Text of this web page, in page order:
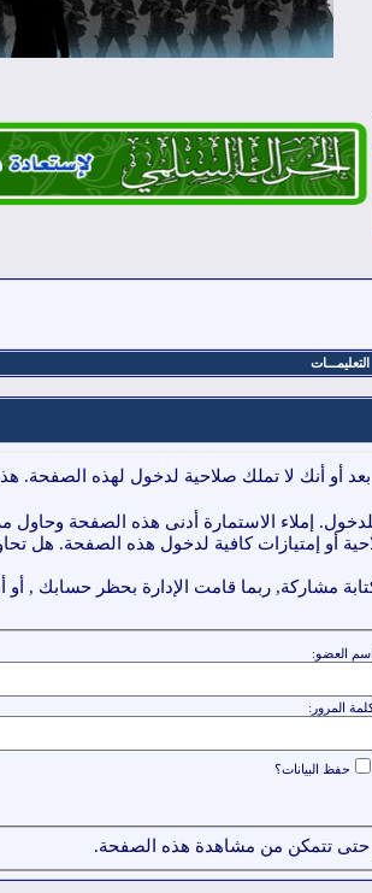
التعليمـــات
أو أنك لا تملك صلاحية لدخول لهذه الصفحة.
إملاء الاستمارة أدنى هذه الصفحة وحاول
أو إمتيازات كافية لدخول هذه الصفحة. هل
مشاركة, ربما قامت الإدارة بحظر حسابك , أو
اسم العضو:
المرور:
حفظ البيانات؟
حتى تتمكن من مشاهدة هذه الصفحة.